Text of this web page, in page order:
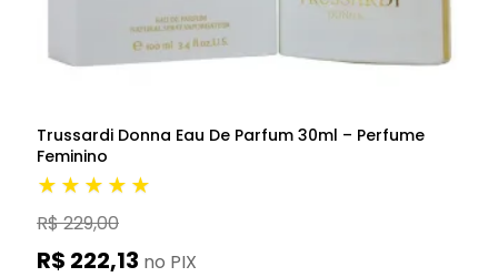
Trussardi Donna Eau De Parfum 30ml – Perfume
Feminino
★★★★★
R$ 229,00
R$ 222,13 no PIX